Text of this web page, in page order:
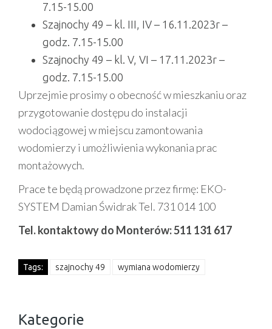
7.15-15.00
Szajnochy 49 – kl. III, IV – 16.11.2023r –
godz. 7.15-15.00
Szajnochy 49 – kl. V, VI – 17.11.2023r –
godz. 7.15-15.00
Uprzejmie prosimy o obecność w mieszkaniu oraz
przygotowanie dostępu do instalacji
wodociągowej w miejscu zamontowania
wodomierzy i umożliwienia wykonania prac
montażowych.
Prace te będą prowadzone przez firmę: EKO-
SYSTEM Damian Świdrak Tel. 731 014 100
Tel. kontaktowy do Monterów: 511 131 617
Tags: szajnochy 49 wymiana wodomierzy
Kategorie